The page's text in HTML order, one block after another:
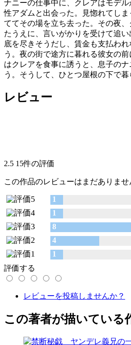
ナニーの仕事中に、クレアはモデ
性アダムと出会った。見惚れてし
ててその場を立ち去った。その夜
たうえに、言いがかりを受けて追
底を尽きそうだし、賃金も支払わ
う。夜の街で途方に暮れる彼女の
はクレアを食事に誘うと、息子の
う。そうして、ひとつ屋根の下で
レビュー
2.5 15件の評価
この作品のレビューはまだありませ
1
1
8
4
1
評価する
レビューを投稿しませんか？
この著者が描いている